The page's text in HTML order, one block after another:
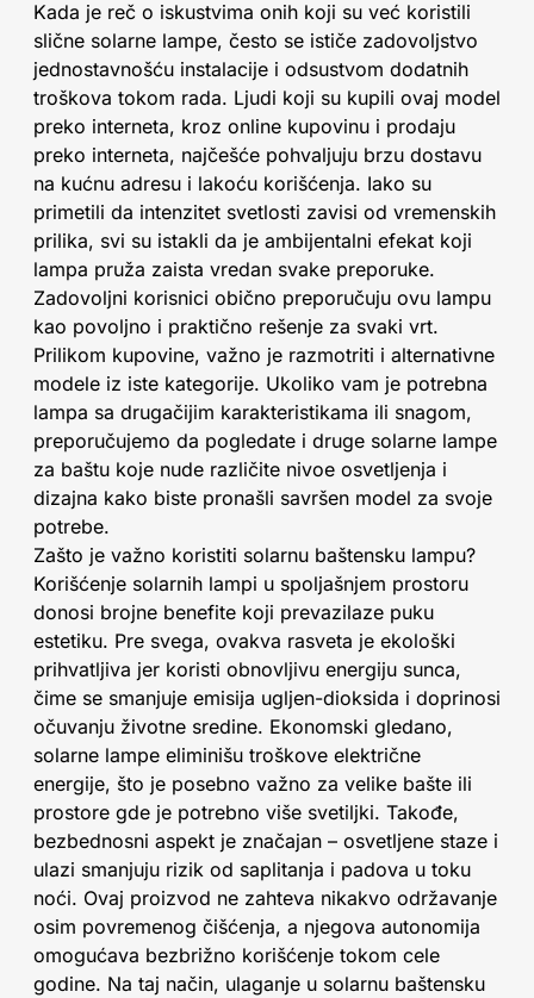
Kada je reč o iskustvima onih koji su već koristili
slične solarne lampe, često se ističe zadovoljstvo
jednostavnošću instalacije i odsustvom dodatnih
troškova tokom rada. Ljudi koji su kupili ovaj model
preko interneta, kroz online kupovinu i prodaju
preko interneta, najčešće pohvaljuju brzu dostavu
na kućnu adresu i lakoću korišćenja. Iako su
primetili da intenzitet svetlosti zavisi od vremenskih
prilika, svi su istakli da je ambijentalni efekat koji
lampa pruža zaista vredan svake preporuke.
Zadovoljni korisnici obično preporučuju ovu lampu
kao povoljno i praktično rešenje za svaki vrt.
Prilikom kupovine, važno je razmotriti i alternativne
modele iz iste kategorije. Ukoliko vam je potrebna
lampa sa drugačijim karakteristikama ili snagom,
preporučujemo da pogledate i druge solarne lampe
za baštu koje nude različite nivoe osvetljenja i
dizajna kako biste pronašli savršen model za svoje
potrebe.
Zašto je važno koristiti solarnu baštensku lampu?
Korišćenje solarnih lampi u spoljašnjem prostoru
donosi brojne benefite koji prevazilaze puku
estetiku. Pre svega, ovakva rasveta je ekološki
prihvatljiva jer koristi obnovljivu energiju sunca,
čime se smanjuje emisija ugljen-dioksida i doprinosi
očuvanju životne sredine. Ekonomski gledano,
solarne lampe eliminišu troškove električne
energije, što je posebno važno za velike bašte ili
prostore gde je potrebno više svetiljki. Takođe,
bezbednosni aspekt je značajan – osvetljene staze i
ulazi smanjuju rizik od saplitanja i padova u toku
noći. Ovaj proizvod ne zahteva nikakvo održavanje
osim povremenog čišćenja, a njegova autonomija
omogućava bezbrižno korišćenje tokom cele
godine. Na taj način, ulaganje u solarnu baštensku